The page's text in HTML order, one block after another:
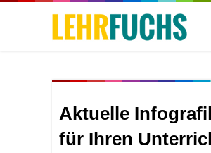
Aktuelle
für Ihren